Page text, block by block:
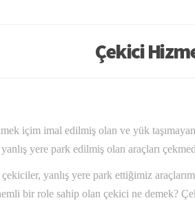
Çekici
içim imal edilmiş olan ve yük
yere park edilmiş olan araçları
yanlış yere park ettiğimiz
bir role sahip olan çekici ne demek?